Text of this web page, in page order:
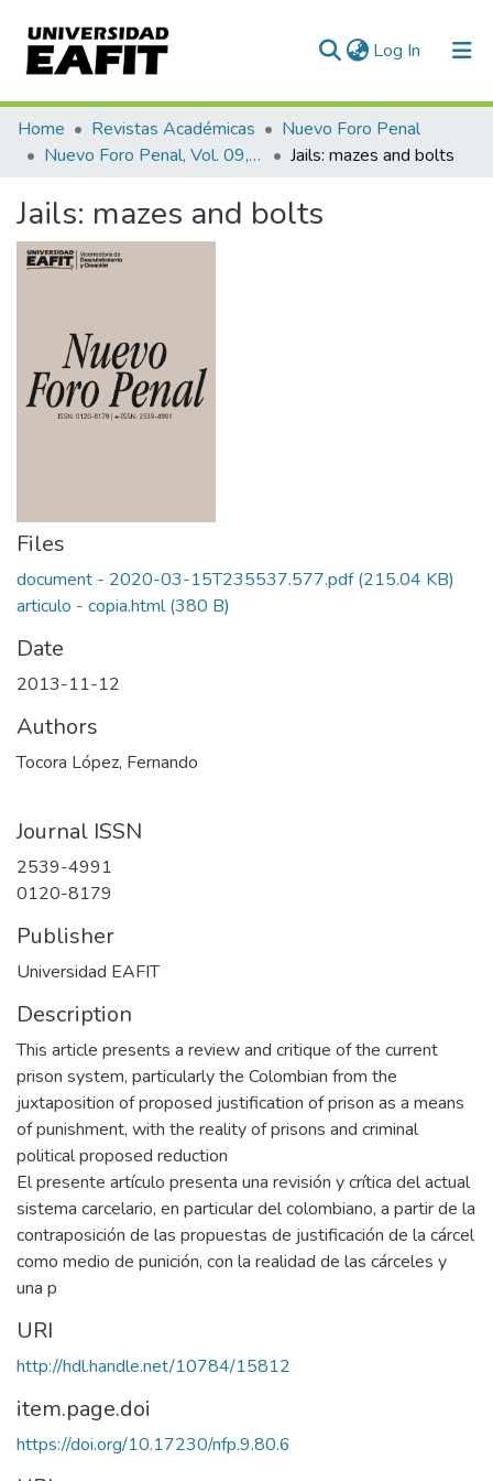
Log In (current)
Communities & Collections
All of DSpace
Statistics
Home Revistas Académicas
Nuevo Foro Penal
Nuevo Foro Penal, Vol. 09, Núm. 80 (2013)
Jails: mazes and bolts
Jails: mazes and bolts
Files
document - 2020-03-15T235537.577.pdf(215.04 KB)
articulo - copia.html(380 B)
Date
2013-11-12
Authors
Tocora López, Fernando
Journal ISSN
2539-4991
0120-8179
Publisher
Universidad EAFIT
Description
This article presents a review and critique of the current
prison system, particularly the Colombian from the
juxtaposition of proposed justification of prison as a means
of punishment, with the reality of prisons and criminal
political proposed reduction
El presente artículo presenta una revisión y crítica del actual
sistema carcelario, en particular del colombiano, a partir de la
contraposición de las propuestas de justificación de la cárcel
como medio de punición, con la realidad de las cárceles y
una p
URI
http://hdl.handle.net/10784/15812
item.page.doi
https://doi.org/10.17230/nfp.9.80.6